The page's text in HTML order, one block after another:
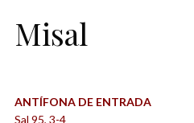
Misal
ANTÍFONA DE ENTRADA
Sal 95, 3-4